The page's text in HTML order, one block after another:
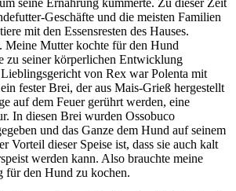
seine Ernährung kümmerte. Zu dieser Zeit
Geschäfte und die meisten Familien
mit den Essensresten des Hauses.
Meine Mutter kochte für den Hund
zu seiner körperlichen Entwicklung
von Rex war Polenta mit
fester Brei, der aus Mais-Grieß hergestellt
auf dem Feuer gerührt werden, eine
In diesen Brei wurden Ossobuco
und das Ganze dem Hund auf seinem
Vorteil dieser Speise ist, dass sie auch kalt
werden kann. Also brauchte meine
für den Hund zu kochen.